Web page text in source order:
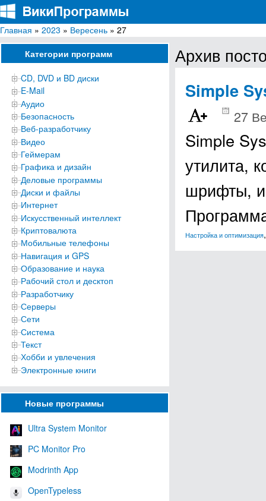
ВикиПрограммы
Энциклопедия бесплатных компьютерных программ для Windows
Главная » 2023 » Вересень » 27
Категории программ
CD, DVD и BD диски
E-Mail
Аудио
Безопасность
Веб-разработчику
Видео
Геймерам
Графика и дизайн
Деловые программы
Диски и файлы
Интернет
Искусственный интеллект
Криптовалюта
Мобильные телефоны
Навигация и GPS
Образование и наука
Рабочий стол и десктоп
Разработчику
Серверы
Сети
Система
Текст
Хобби и увлечения
Электронные книги
Новые программы
Ultra System Monitor
PC Monitor Pro
Modrinth App
OpenTypeless
Архив
Simple
27
Simple
утилита,
шрифты,
Настройка и оптимизация